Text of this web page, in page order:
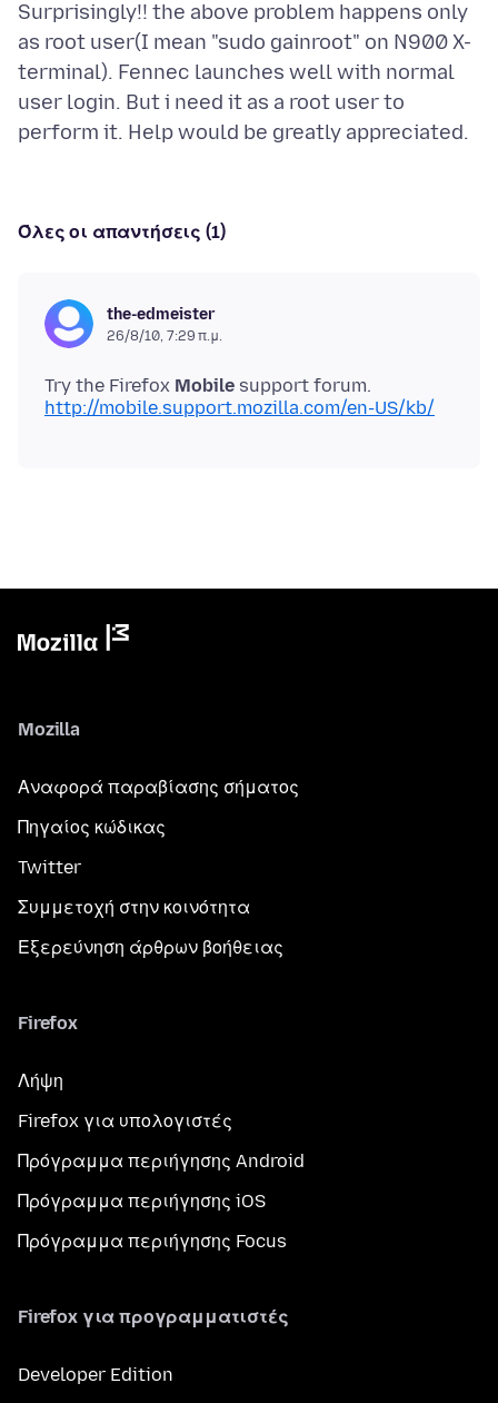
Surprisingly!! the above problem happens only
as root user(I mean "sudo gainroot" on N900 X-
terminal). Fennec launches well with normal
user login. But i need it as a root user to
Όλες οι απαντήσεις (1)
the-edmeister
26/8/10, 7:29 π.μ.
Try the Firefox Mobile
http://mobile.support.mozilla.com/en-US/kb/
Mozilla
Αναφορά παραβίασης σήματος
Πηγαίος κώδικας
Twitter
Συμμετοχή στην κοινότητα
Εξερεύνηση άρθρων βοήθειας
Firefox
Λήψη
Firefox για υπολογιστές
Πρόγραμμα περιήγησης Android
Πρόγραμμα περιήγησης iOS
Πρόγραμμα περιήγησης Focus
Firefox για προγραμματιστές
Developer Edition